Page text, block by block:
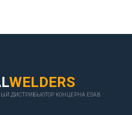
WELDERS
ДИСТРИБЬЮТОР КОНЦЕРНА ESAB